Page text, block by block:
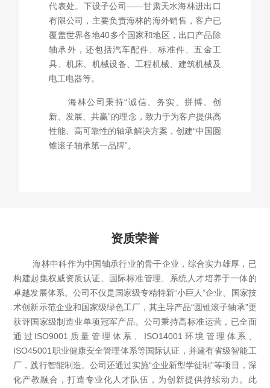
代表处。下设子公司——甘肃天水海林进出口
有限公司，主要负责海林的海外销售，客户已
覆盖世界各地40多个国家和地区，出口产品除
轴承外，还包括汽车配件、标准件、五金工
具、机床、机械设备、工程机械、建筑机械及
电工电器等。
海林公司秉持“诚信、务实、拼搏、创
新、发展、共赢”的理念，致力于为客户提供高
性能、高可靠性的轴承解决方案，创建“中国圆
锥滚子轴承第一品牌”。
资质荣誉
海林中科作为中国轴承行业的骨干企业，综合实力雄厚，已
构建起集权威资质认证、国际标准管理、系统人才培养于一体的
卓越发展体系。公司不仅是国家级专精特新“小巨人”企业、国家技
术创新示范企业和国家级绿色工厂，其主导产品“圆锥滚子轴承”更
获评国家级制造业单项冠军产品。公司秉持高标准运营，已全面
通过ISO9001质量管理体系、ISO14001环境管理体系、
ISO45001职业健康安全管理体系等国际认证，并建有省级智能工
厂，践行智能制造。公司还通过实施“企业新型学徒制”等项目，深
化产教融合，打造专业化人才队伍，为创新提供持续动力。此